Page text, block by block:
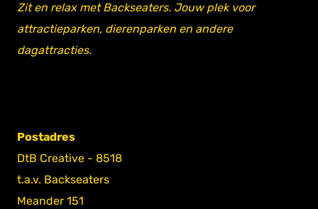
Zit en relax met Backseaters. Jouw plek voor
attractieparken, dierenparken en andere
dagattracties.
Postadres
DtB Creative - 8518
t.a.v. Backseaters
Meander 151